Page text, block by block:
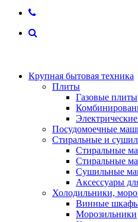
Крупная бытовая техника
Плиты
Газовые плиты
Посудомоечные
Стиральные и
Стиральные
Стиральные
Сушильные
Аксессуары
Холодильники,
Винные
Морозильники